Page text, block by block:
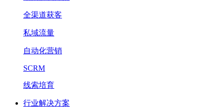
全渠道获客
私域流量
自动化营销
SCRM
线索培育
行业解决方案